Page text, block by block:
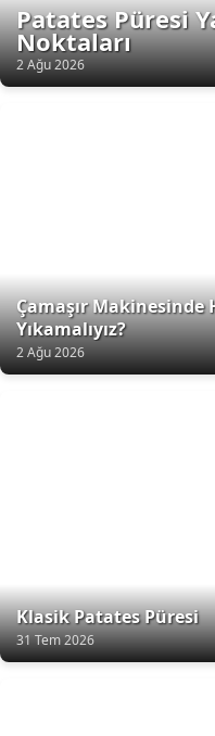
Patates Püresi
Noktaları
2 Ağu 2026
Çamaşır Makinesinde
Yıkamalıyız?
2 Ağu 2026
Klasik Patates Püresi
31 Tem 2026